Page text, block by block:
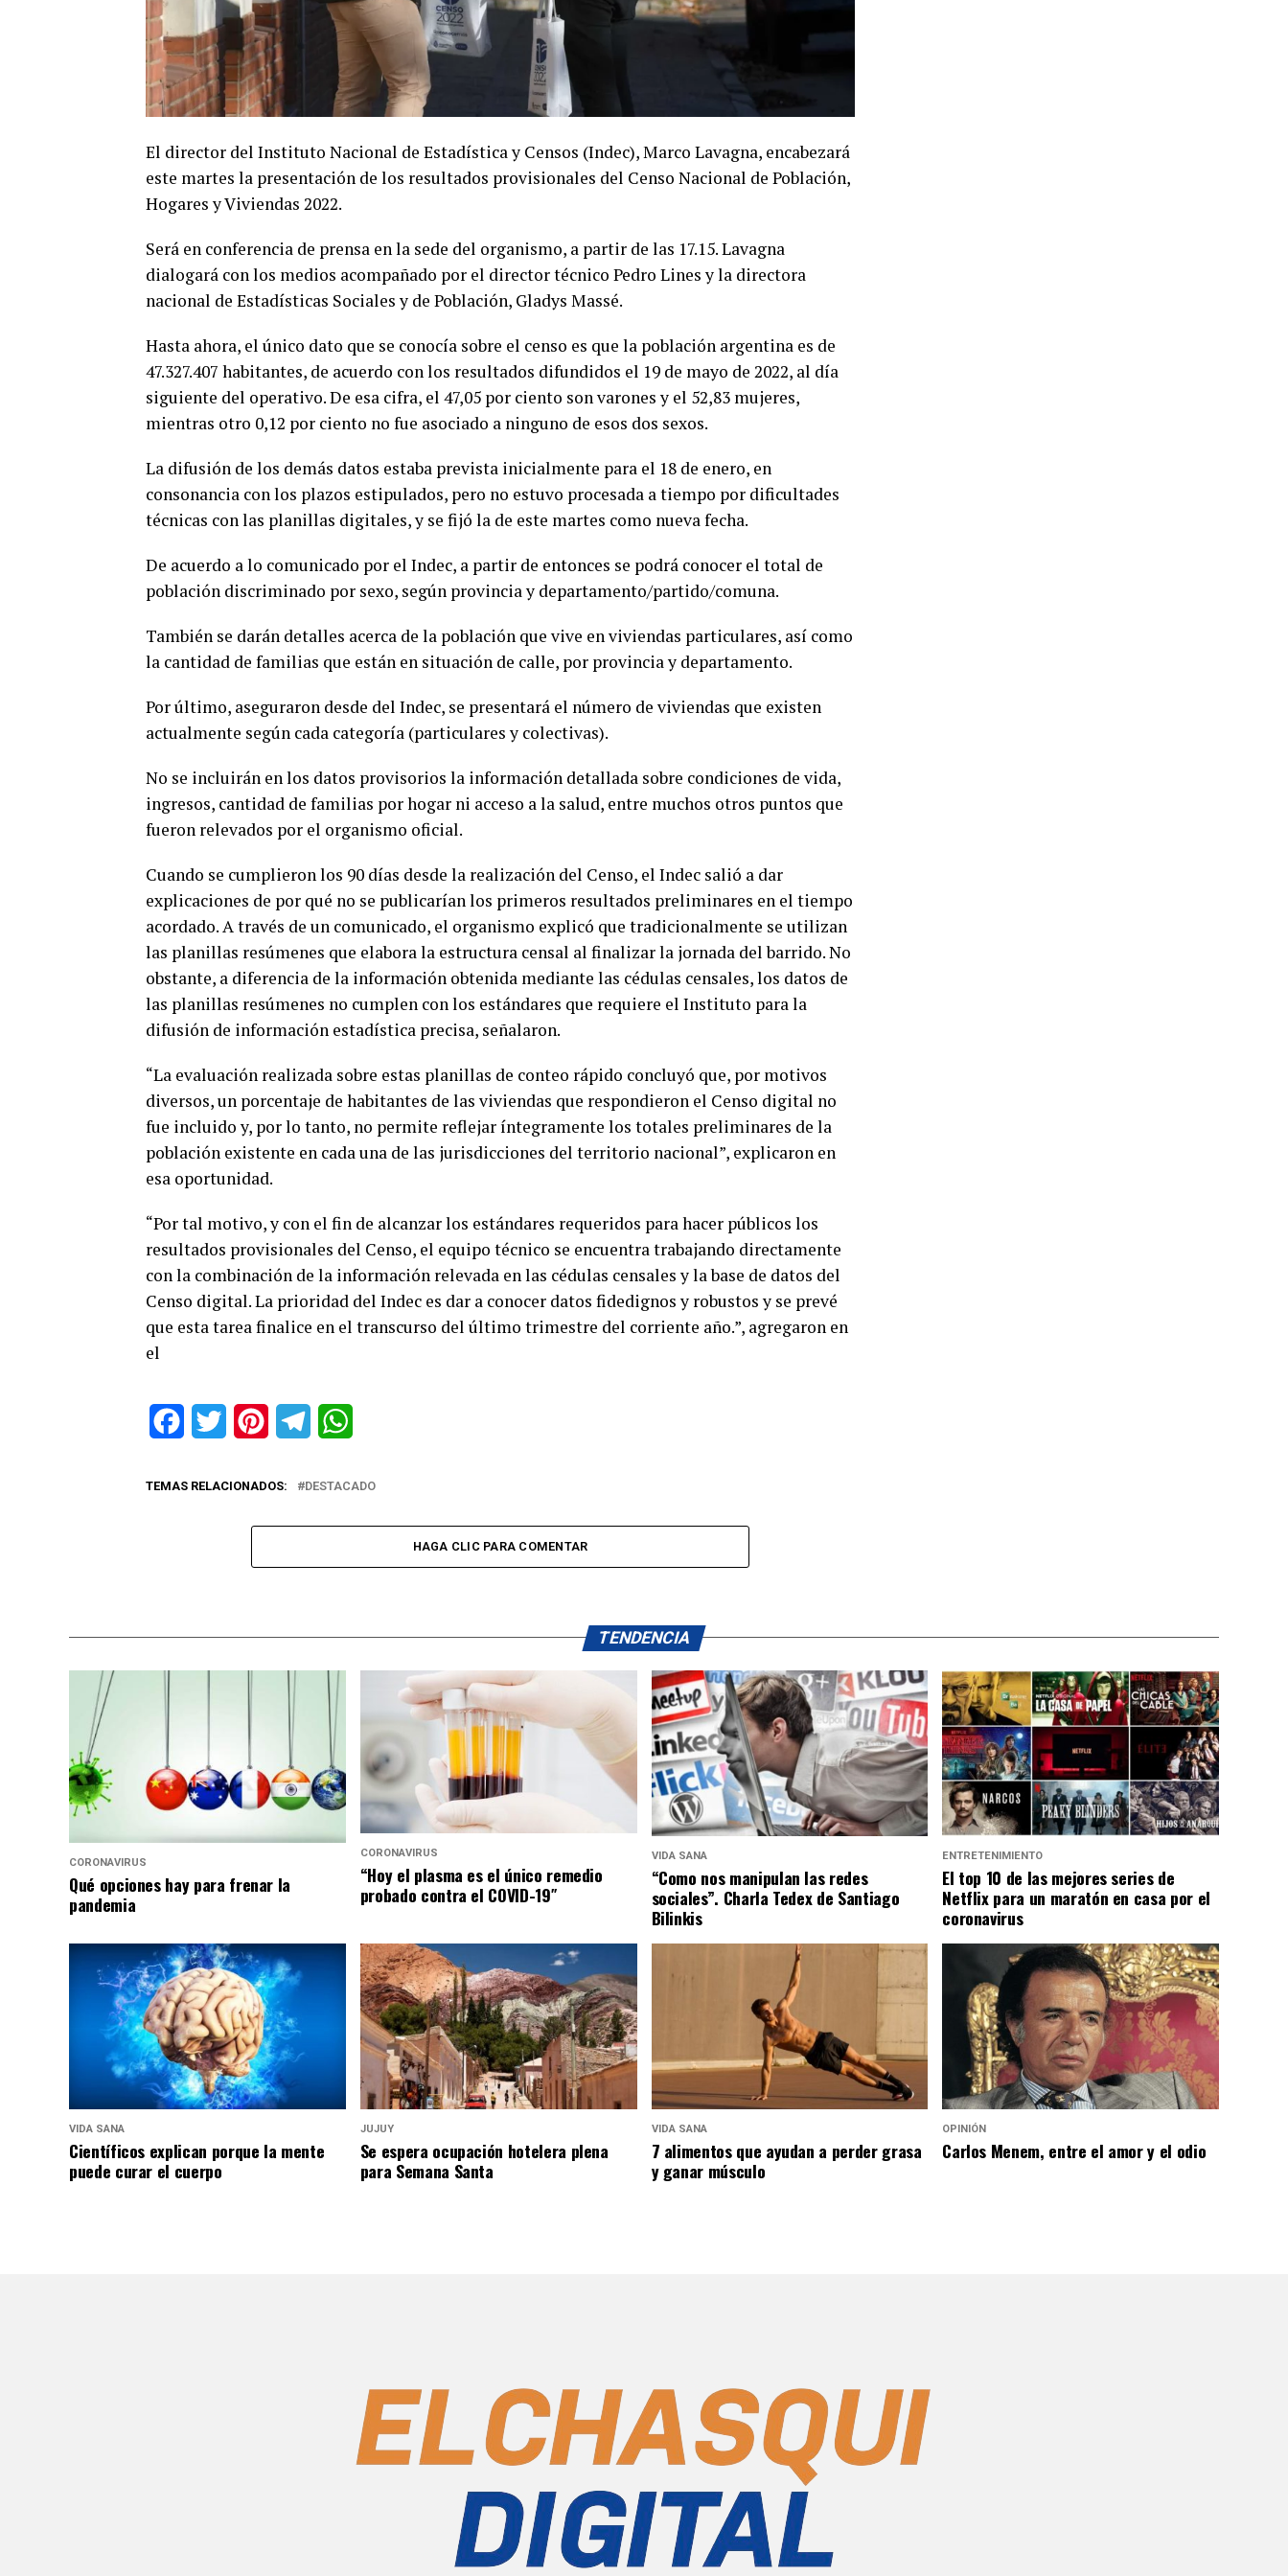
El director del Instituto Nacional de Estadística y Censos (Indec), Marco Lavagna, encabezará
este martes la presentación de los resultados provisionales del Censo Nacional de Población,
Hogares y Viviendas 2022.
Será en conferencia de prensa en la sede del organismo, a partir de las 17.15. Lavagna
dialogará con los medios acompañado por el director técnico Pedro Lines y la directora
nacional de Estadísticas Sociales y de Población, Gladys Massé.
Hasta ahora, el único dato que se conocía sobre el censo es que la población argentina es de
47.327.407 habitantes, de acuerdo con los resultados difundidos el 19 de mayo de 2022, al día
siguiente del operativo. De esa cifra, el 47,05 por ciento son varones y el 52,83 mujeres,
mientras otro 0,12 por ciento no fue asociado a ninguno de esos dos sexos.
La difusión de los demás datos estaba prevista inicialmente para el 18 de enero, en
consonancia con los plazos estipulados, pero no estuvo procesada a tiempo por dificultades
técnicas con las planillas digitales, y se fijó la de este martes como nueva fecha.
De acuerdo a lo comunicado por el Indec, a partir de entonces se podrá conocer el total de
población discriminado por sexo, según provincia y departamento/partido/comuna.
También se darán detalles acerca de la población que vive en viviendas particulares, así como
la cantidad de familias que están en situación de calle, por provincia y departamento.
Por último, aseguraron desde del Indec, se presentará el número de viviendas que existen
actualmente según cada categoría (particulares y colectivas).
No se incluirán en los datos provisorios la información detallada sobre condiciones de vida,
ingresos, cantidad de familias por hogar ni acceso a la salud, entre muchos otros puntos que
fueron relevados por el organismo oficial.
Cuando se cumplieron los 90 días desde la realización del Censo, el Indec salió a dar
explicaciones de por qué no se publicarían los primeros resultados preliminares en el tiempo
acordado. A través de un comunicado, el organismo explicó que tradicionalmente se utilizan
las planillas resúmenes que elabora la estructura censal al finalizar la jornada del barrido. No
obstante, a diferencia de la información obtenida mediante las cédulas censales, los datos de
las planillas resúmenes no cumplen con los estándares que requiere el Instituto para la
difusión de información estadística precisa, señalaron.
“La evaluación realizada sobre estas planillas de conteo rápido concluyó que, por motivos
diversos, un porcentaje de habitantes de las viviendas que respondieron el Censo digital no
fue incluido y, por lo tanto, no permite reflejar íntegramente los totales preliminares de la
población existente en cada una de las jurisdicciones del territorio nacional”, explicaron en
esa oportunidad.
“Por tal motivo, y con el fin de alcanzar los estándares requeridos para hacer públicos los
resultados provisionales del Censo, el equipo técnico se encuentra trabajando directamente
con la combinación de la información relevada en las cédulas censales y la base de datos del
Censo digital. La prioridad del Indec es dar a conocer datos fidedignos y robustos y se prevé
que esta tarea finalice en el transcurso del último trimestre del corriente año.”, agregaron en
el
FacebookTwitter PinterestTelegram
TEMAS RELACIONADOS: DESTACADO
HAGA CLIC PARA COMENTAR
TENDENCIA
CORONAVIRUS
Qué opciones hay para frenar la
pandemia
CORONAVIRUS
“Hoy el plasma es el único remedio
probado contra el COVID-19″
VIDA SANA
“Como nos manipulan las redes
sociales”. Charla Tedex de Santiago
Bilinkis
ENTRETENIMIENTO
El top 10 de las mejores series de
Netflix para un maratón en casa por el
coronavirus
VIDA SANA
Científicos explican porque la mente
puede curar el cuerpo
JUJUY
Se espera ocupación hotelera plena
para Semana Santa
VIDA SANA
7 alimentos que ayudan a perder grasa
y ganar músculo
OPINIÓN
Carlos Menem, entre el amor y el odio